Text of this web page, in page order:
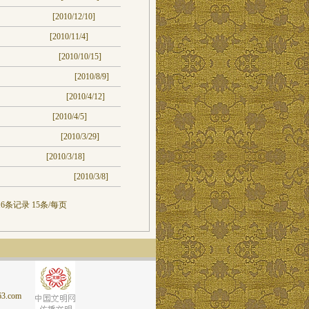
[2010/12/10]
[2010/11/4]
[2010/10/15]
[2010/8/9]
[2010/4/12]
[2010/4/5]
[2010/3/29]
[2010/3/18]
[2010/3/8]
记录 15条/每页